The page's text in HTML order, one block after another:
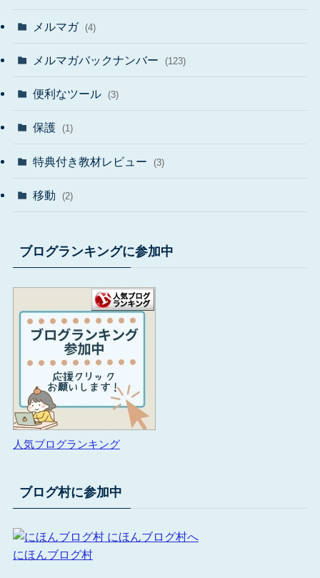
メルマガ (4)
メルマガバックナンバー (123)
便利なツール (3)
保護 (1)
特典付き教材レビュー (3)
移動 (2)
ブログランキングに参加中
人気ブログランキング
ブログ村に参加中
にほんブログ村